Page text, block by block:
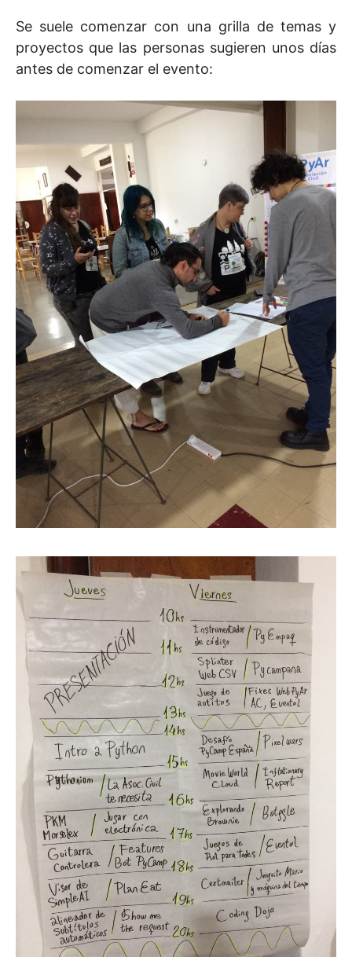
Se suele comenzar con una grilla de temas y
proyectos que las personas sugieren unos días
antes de comenzar el evento: